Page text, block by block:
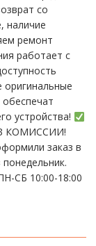
со
наличие
ремонт
работает с
оригинальные
устройства!
КОМИССИИ!
заказ в
СБ 10:00-18:00